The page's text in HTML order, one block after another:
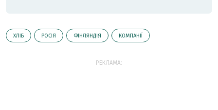
ХЛІБ РОСІЯ ФІНЛЯНДІЯ КОМПАНІЇ
РЕКЛАМА: